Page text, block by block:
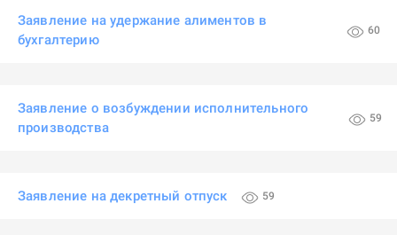
Заявление на удержание алиментов в
бухгалтерию
60
Заявление о возбуждении исполнительного
производства
59
Заявление на декретный отпуск 59